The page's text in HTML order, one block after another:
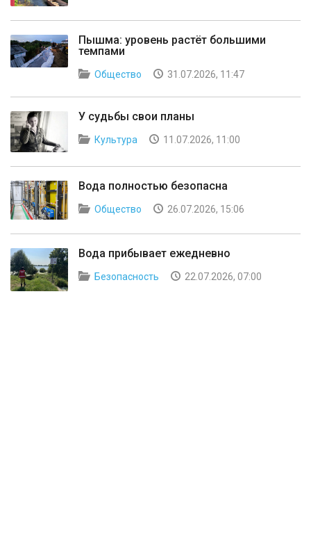
Пышма: уровень растёт большими
темпами
Общество 31.07.2026, 11:47
У судьбы свои планы
Культура 11.07.2026, 11:00
Вода полностью безопасна
Общество 26.07.2026, 15:06
Вода прибывает ежедневно
Безопасность 22.07.2026, 07:00